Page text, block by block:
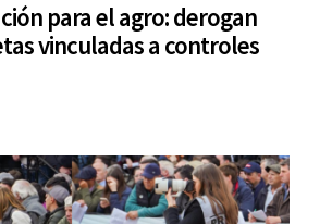
para el agro: derogan
vinculadas a controles